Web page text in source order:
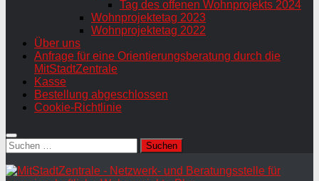
Tag des offenen Wohnprojekts 2024
Wohnprojektetag 2023
Wohnprojektetag 2022
Über uns
Anfrage für eine Orientierungsberatung durch die
MitStadtZentrale
Kasse
Bestellung abgeschlossen
Cookie-Richtlinie
Suchen
nach: